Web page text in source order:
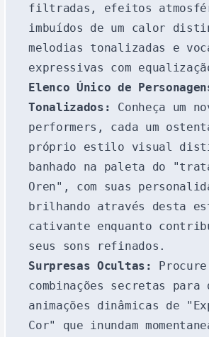
filtradas, efeitos
imbuídos de um calor
melodias tonalizadas e
expressivas com
Elenco Único de
Tonalizados:
Conheça um
performers, cada um
próprio estilo visual
banhado na paleta do
Oren", com suas
brilhando através desta
cativante enquanto
seus sons refinados.
Surpresas Ocultas:
combinações secretas para
animações dinâmicas de
Cor" que inundam